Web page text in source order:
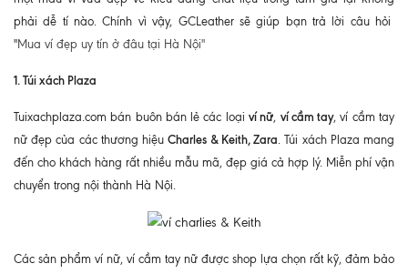
phải dễ tí nào. Chính vì vậy, GCLeather sẽ giúp bạn trả lời câu hỏi
"Mua ví đẹp uy tín ở đâu tại Hà Nội"
1. Túi xách Plaza
Tuixachplaza.com bán buôn bán lẻ các loại ví nữ, ví cầm tay, ví cầm tay
nữ đẹp của các thương hiệuCharles & Keith, Zara . Túi xách Plaza mang
đến cho khách hàng rất nhiều mẫu mã, đẹp giá cả hợp lý. Miễn phí vận
chuyển trong nội thành Hà Nội.
Các sản phẩm ví nữ, ví cầm tay nữ được shop lựa chọn rất kỹ, đảm bảo